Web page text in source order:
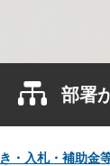
部署
・入札・補助金